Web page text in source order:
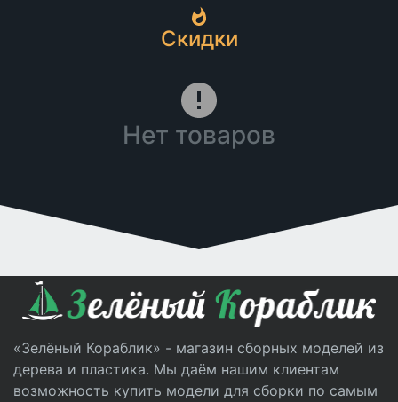
Скидки
Нет товаров
«Зелёный Кораблик» - магазин сборных моделей из
дерева и пластика. Мы даём нашим клиентам
возможность купить модели для сборки по самым